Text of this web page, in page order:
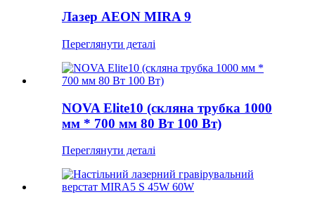
Лазер AEON MIRA 9
Переглянути деталі
NOVA Elite10 (скляна трубка 1000
мм * 700 мм 80 Вт 100 Вт)
Переглянути деталі